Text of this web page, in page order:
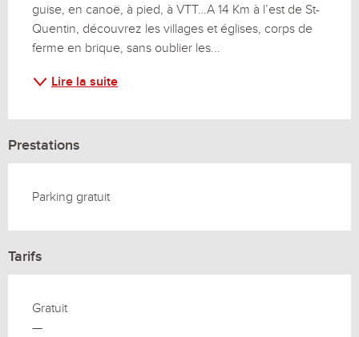
guise, en canoë, à pied, à VTT…A 14 Km à l’est de St-
Quentin, découvrez les villages et églises, corps de
ferme en brique, sans oublier les...
Lire la suite
Prestations
Parking gratuit
Tarifs
Gratuit
—